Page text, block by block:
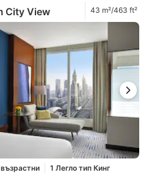
City View 43 m²/463 ft²
1 Легло тип Кинг